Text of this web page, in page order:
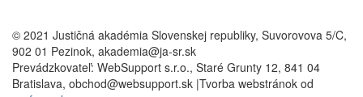
© 2021 Justičná akadémia Slovenskej republiky, Suvorovova 5/C,
902 01 Pezinok, akademia@ja-sr.sk
Prevádzkovateľ: WebSupport s.r.o., Staré Grunty 12, 841 04
Bratislava, obchod@websupport.sk |Tvorba webstránok od